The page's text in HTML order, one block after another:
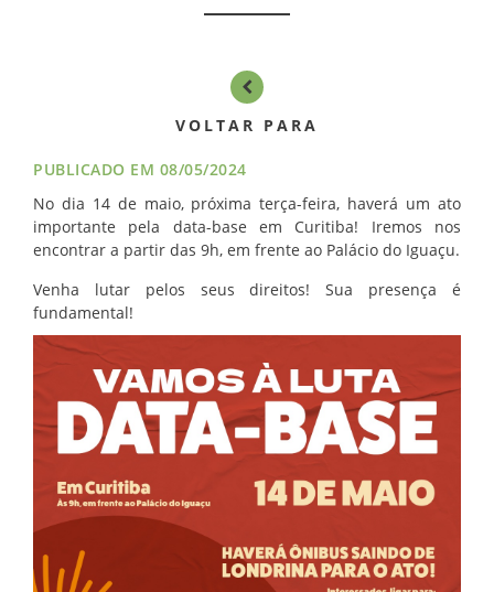
CONTATO
VOLTAR PARA
PUBLICADO EM 08/05/2024
No dia 14 de maio, próxima terça-feira, haverá um ato
importante pela data-base em Curitiba! Iremos nos
encontrar a partir das 9h, em frente ao Palácio do Iguaçu.
Venha lutar pelos seus direitos! Sua presença é
fundamental!